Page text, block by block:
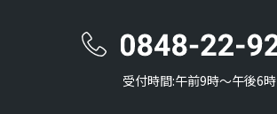
受付時間:午前9時〜午後6時